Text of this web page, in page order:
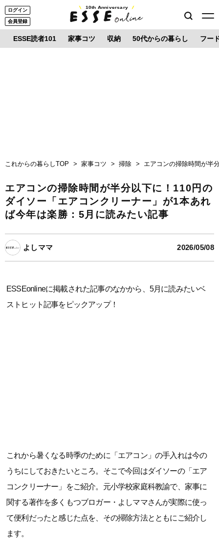
ログイン
会員登録
10th Anniversary
ESSE読者101 家事コツ 収納 50代からの暮らし フー
これからの暮らしTOP 家事コツ 掃除 エアコンの掃除時間が半
エアコンの掃除時間が半分以下に！110円の
ダイソー「エアコンクリーナー」が1本あれ
ば今年は楽勝：5月に読みたい記事
よしママ 2026/05/08
ESSEonlineに掲載された記事のなかから、5月に読みたいベ
ストヒット記事をピックアップ！
これから暑くなる時季のために「エアコン」の手入れは今の
うちにしておきたいところ。そこで今回はダイソーの「エア
コンクリーナー」をご紹介。元小学校家庭科教諭で、家事に
関する著作を多くもつブロガー・よしママさんが実際に使っ
て便利だったと感じた点を、その掃除方法とともにご紹介し
ます。